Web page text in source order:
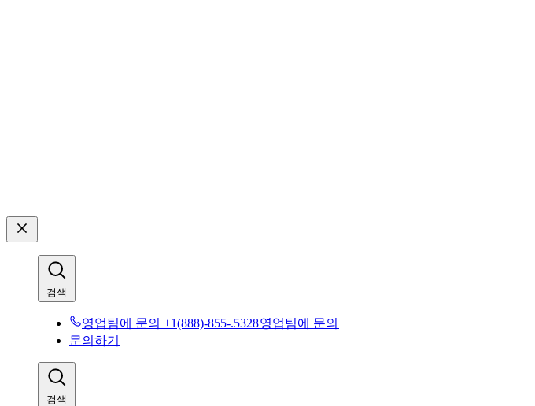
검색​​
영업팀에 문의 +1(888)-855-.5328​​영업팀에 문의​​
문의하기​​
검색​​